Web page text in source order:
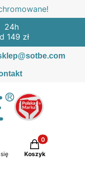
24h
149 zł
Produkty w
Koszyk